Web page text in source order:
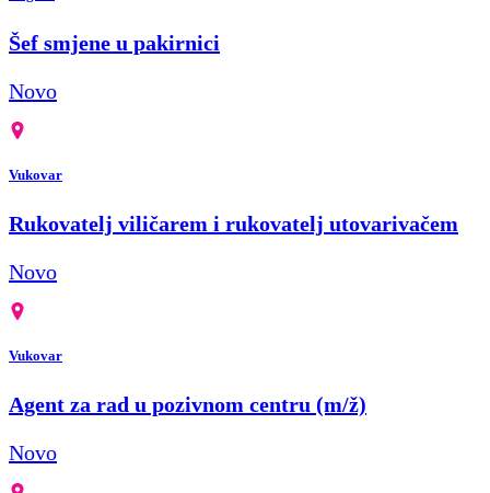
Šef smjene u pakirnici
Novo
Vukovar
Rukovatelj viličarem i rukovatelj utovarivačem
Novo
Vukovar
Agent za rad u pozivnom centru (m/ž)
Novo